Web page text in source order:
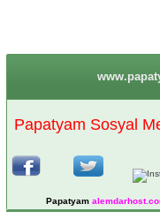
Papatyam Sosyal
Papatyam alemdarhost